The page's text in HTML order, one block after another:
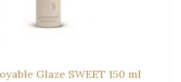
Glaze SWEET 150 ml